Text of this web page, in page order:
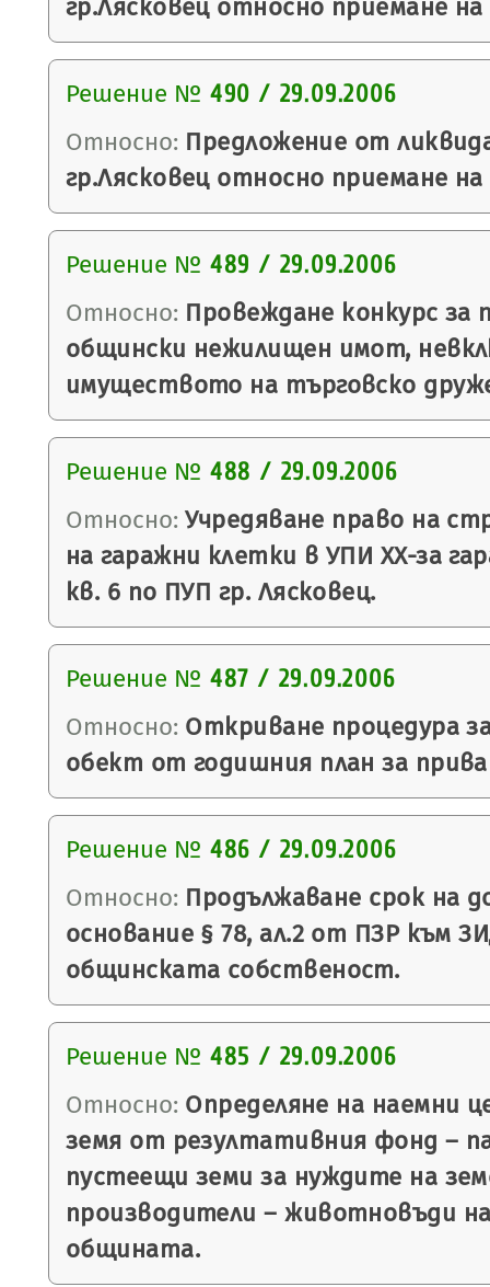
гр.Лясковец относно приемане
Решение № 490 / 29.09.2006
Относно: Предложение от
гр.Лясковец относно приемане
Решение № 489 / 29.09.2006
Относно: Провеждане конкурс за
общински нежилищен имот,
имуществото на търговско
Решение № 488 / 29.09.2006
Относно: Учредяване право на
на гаражни клетки в УПИ ХХ-за
кв. 6 по ПУП гр. Лясковец.
Решение № 487 / 29.09.2006
Относно: Откриване процедура
обект от годишния план за
Решение № 486 / 29.09.2006
Относно: Продължаване срок на
основание § 78, ал.2 от ПЗР към
общинската собственост.
Решение № 485 / 29.09.2006
Относно: Определяне на наемни
земя от резултативния фонд –
пустеещи земи за нуждите на
производители – животновъди
общината.